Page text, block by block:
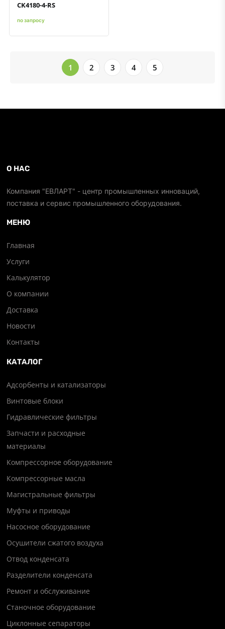
CK4180-4-RS
по запросу
1 2 3 4 5
О НАС
Компания "ЕВЛАРТ" - центр промышленных инноваций,
поставка и сервис промышленного оборудования.
МЕНЮ
Главная
Услуги
Калькулятор
О компании
Доставка
Новости
Контакты
КАТАЛОГ
Адсорбенты и катализаторы
Винтовые блоки
Гидравлические фильтры
Запчасти и расходные
материалы
Компрессорное оборудование
Компрессорные масла
Магистральные фильтры
Муфты и приводы
Насосное оборудование
Осушители сжатого воздуха
Отвод конденсата
Разделители конденсата
Ремонт и обслуживание
Станочное оборудование
Циклонные сепараторы